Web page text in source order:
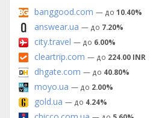
banggood.com — до 10.40%
answear.ua — до 7.20%
city.travel — до 6.00%
cleartrip.com — до 224.00 INR
dhgate.com — до 40.80%
moyo.ua — до 2.00%
gold.ua — до 4.24%